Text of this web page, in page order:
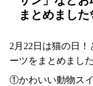
まとめました
2月22日は猫の日
ーツをまとめました
①かわいい動物ス